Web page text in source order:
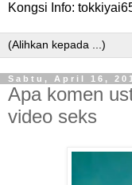
Kongsi Info:
Sabtu, April 16,
Apa komen
video seks